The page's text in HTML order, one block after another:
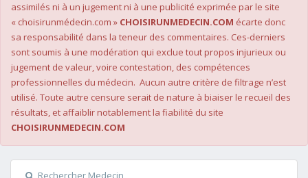
assimilés ni à un jugement ni à une publicité exprimée par le site
« choisirunmédecin.com » CHOISIRUNMEDECIN.COM écarte donc
sa responsabilité dans la teneur des commentaires. Ces-derniers
sont soumis à une modération qui exclue tout propos injurieux ou
jugement de valeur, voire contestation, des compétences
professionnelles du médecin. Aucun autre critère de filtrage n’est
utilisé. Toute autre censure serait de nature à biaiser le recueil des
résultats, et affaiblir notablement la fiabilité du site
CHOISIRUNMEDECIN.COM
Rechercher Medecin